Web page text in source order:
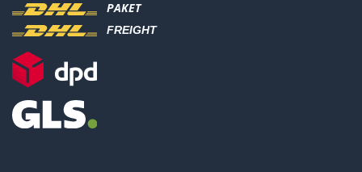
PAKET
FREIGHT